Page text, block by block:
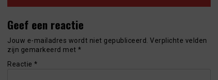
Geef een reactie
Jouw e-mailadres wordt niet gepubliceerd. Verplichte velden
zijn gemarkeerd met *
Reactie *